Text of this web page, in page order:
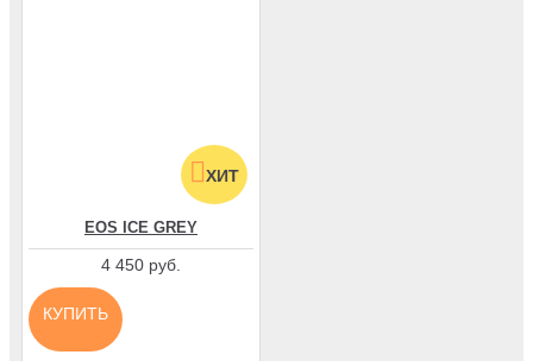
ХИТ
EOS ICE GREY
4 450 руб.
КУПИТЬ